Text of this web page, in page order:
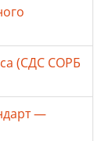
(СДС СОРБ
—